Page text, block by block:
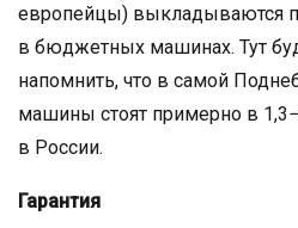
европейцы) выкладываются
в бюджетных машинах. Тут
напомнить, что в самой
машины стоят примерно в
в России.
Гарантия